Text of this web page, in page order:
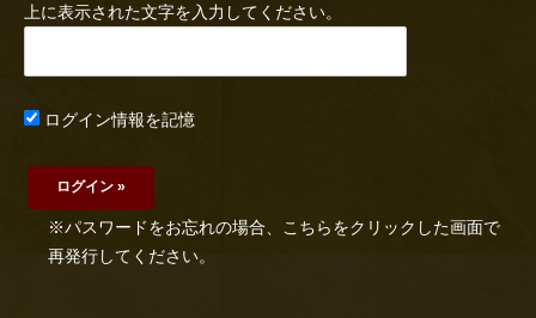
上に表示された文字を入力してください。
ログイン情報を記憶
※パスワードをお忘れの場合、こちらをクリックした画面で
再発行してください。